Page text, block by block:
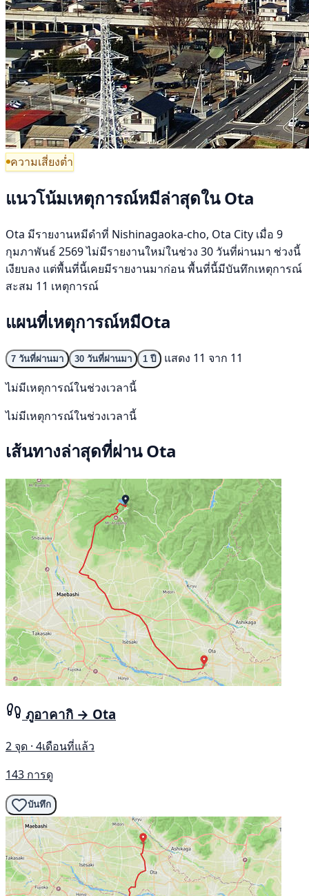
ความเสี่ยงต่ำ
แนวโน้มเหตุการณ์หมีล่าสุดใน Ota
Ota มีรายงานหมีดำที่ Nishinagaoka-cho, Ota City เมื่อ 9
กุมภาพันธ์ 2569 ไม่มีรายงานใหม่ในช่วง 30 วันที่ผ่านมา ช่วงนี้
เงียบลง แต่พื้นที่นี้เคยมีรายงานมาก่อน พื้นที่นี้มีบันทึกเหตุการณ์
สะสม 11 เหตุการณ์
แผนที่เหตุการณ์หมีOta
7 วันที่ผ่านมา 30 วันที่ผ่านมา 1 ปี
แสดง 11 จาก 11
ไม่มีเหตุการณ์ในช่วงเวลานี้
ไม่มีเหตุการณ์ในช่วงเวลานี้
เส้นทางล่าสุดที่ผ่าน Ota
ภูอาคากิ → Ota
2 จุด · 4เดือนที่แล้ว
143 การดู
บันทึก